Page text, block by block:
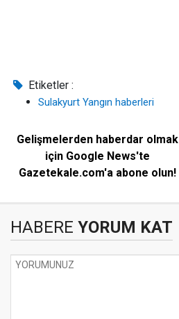
Etiketler :
Sulakyurt Yangın haberleri
Gelişmelerden haberdar olmak
için Google News'te
Gazetekale.com'a abone olun!
HABERE YORUM KAT